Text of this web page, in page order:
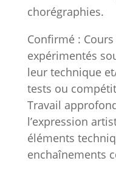
chorégraphies.
Confirmé :
expérimentés
leur technique
tests ou
Travail
l’expression
éléments
enchaînements